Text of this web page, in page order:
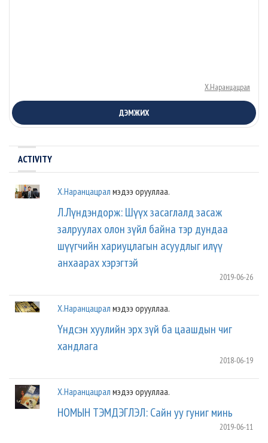
Х.Наранцацрал
ДЭМЖИХ
ACTIVITY
Х.Наранцацрал мэдээ орууллаа.
Л.Лүндэндорж: Шүүх засаглалд засаж
залруулах олон зүйл байна тэр дундаа
шүүгчийн хариуцлагын асуудлыг илүү
анхаарах хэрэгтэй
2019-06-26
Х.Наранцацрал мэдээ орууллаа.
Үндсэн хуулийн эрх зүй ба цаашдын чиг
хандлага
2018-06-19
Х.Наранцацрал мэдээ орууллаа.
НОМЫН ТЭМДЭГЛЭЛ: Сайн уу гуниг минь
2019-06-11